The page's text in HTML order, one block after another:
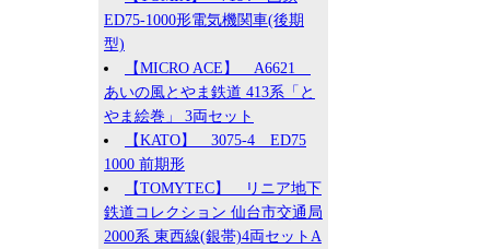
ED75-1000形電気機関車(後期
型)
【MICRO ACE】 A6621
あいの風とやま鉄道 413系「と
やま絵巻」 3両セット
【KATO】 3075-4 ED75
1000 前期形
【TOMYTEC】 リニア地下
鉄道コレクション 仙台市交通局
2000系 東西線(銀帯)4両セットA